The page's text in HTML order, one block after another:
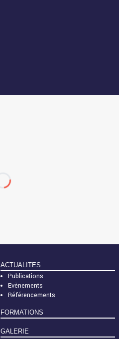
ACTUALITES
Publications
Evènements
Référencements
FORMATIONS
GALERIE